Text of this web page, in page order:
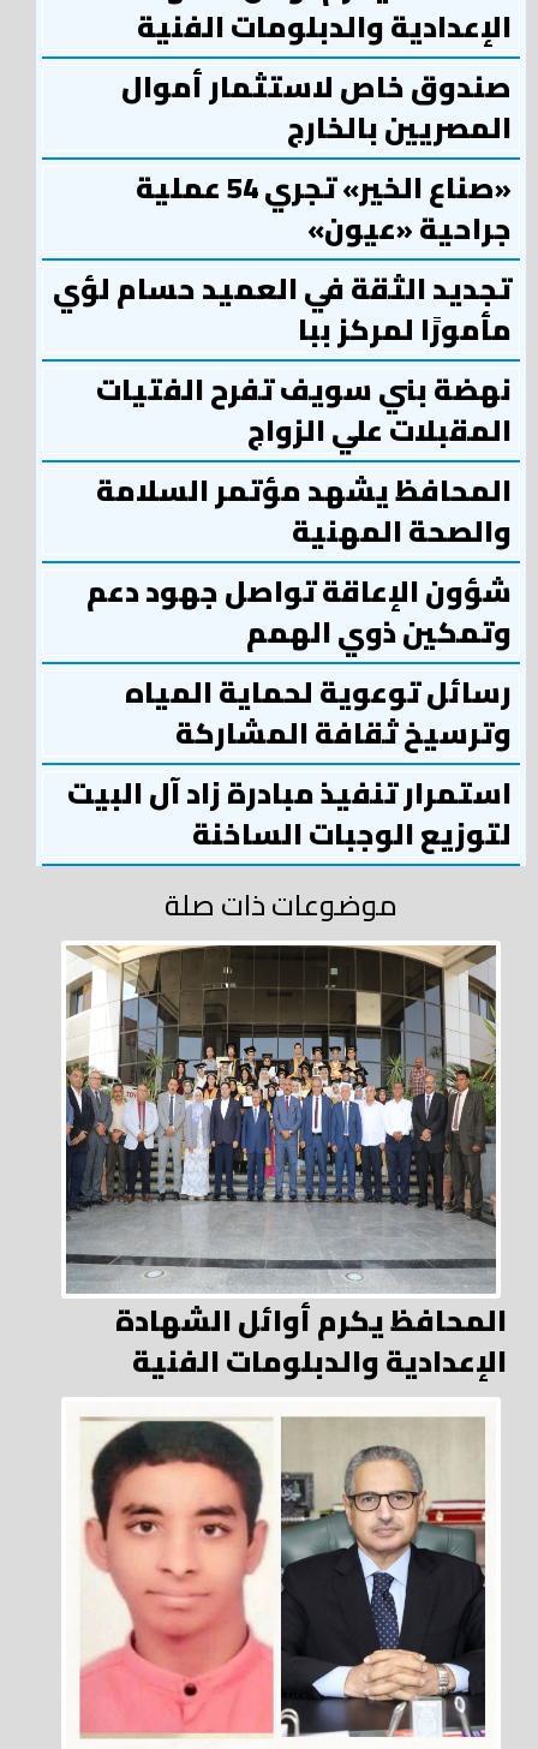
الإعدادية والدبلومات الفنية
صندوق خاص لاستثمار أموال
المصريين بالخارج
«صناع الخير» تجري 54 عملية
جراحية «عيون»
تجديد الثقة في العميد حسام لؤي
مأمورًا لمركز ببا
نهضة بني سويف تفرح الفتيات
المقبلات علي الزواج
المحافظ يشهد مؤتمر السلامة
والصحة المهنية
شؤون الإعاقة تواصل جهود دعم
وتمكين ذوي الهمم
رسائل توعوية لحماية المياه
وترسيخ ثقافة المشاركة
استمرار تنفيذ مبادرة زاد آل البيت
لتوزيع الوجبات الساخنة
موضوعات ذات صلة
المحافظ يكرم أوائل الشهادة
الإعدادية والدبلومات الفنية